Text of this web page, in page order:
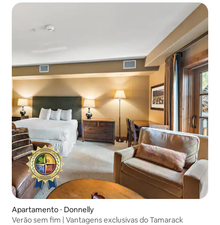
Apartamento ⋅ Donnelly
Verão sem fim | Vantagens exclusivas do Tamarack